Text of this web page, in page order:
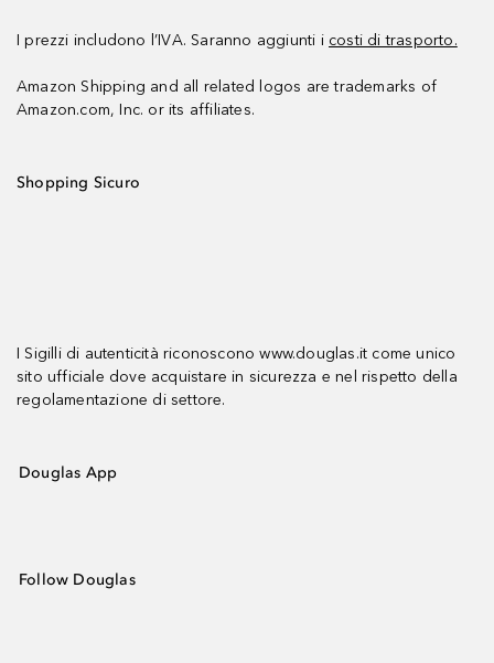
I prezzi includono l’IVA. Saranno aggiunti i costi di trasporto.
Amazon Shipping and all related logos are trademarks of
Amazon.com, Inc. or its affiliates.
Shopping Sicuro
I Sigilli di autenticità riconoscono www.douglas.it come unico
sito ufficiale dove acquistare in sicurezza e nel rispetto della
regolamentazione di settore.
Douglas App
Follow Douglas